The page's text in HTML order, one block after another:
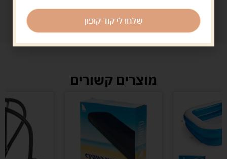
מוצרים קשורים
שלחו לי קוד קופון